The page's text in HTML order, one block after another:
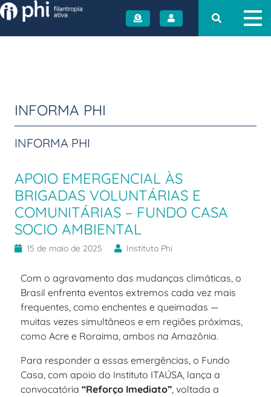
INSTITUTO PHI
INFORMA PHI
INFORMA PHI
APOIO EMERGENCIAL ÀS
BRIGADAS VOLUNTÁRIAS E
COMUNITÁRIAS – FUNDO CASA
SOCIO AMBIENTAL
15 de maio de 2025 Instituto Phi
Com o agravamento das mudanças climáticas, o
Brasil enfrenta eventos extremos cada vez mais
frequentes, como enchentes e queimadas —
muitas vezes simultâneos e em regiões próximas,
como Acre e Roraima, ambos na Amazônia.
Para responder a essas emergências, o Fundo
Casa, com apoio do Instituto ITAÚSA, lança a
convocatória “Reforço Imediato”, voltada a